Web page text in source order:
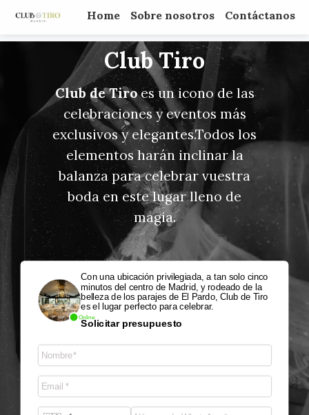
Home Sobre nosotros Contáctanos
Club Tiro
Club de Tiroes un icono de las
celebraciones y eventos más
exclusivos y elegantes.Todos los
elementos harán inclinar la
balanza para celebrar vuestra
boda en este lugar lleno de
magia.
Online
Con una ubicación privilegiada, a tan solo cinco
minutos del centro de Madrid, y rodeado de la
belleza de los parajes de El Pardo, Club de Tiro
es el lugar perfecto para celebrar.
Solicitar presupuesto